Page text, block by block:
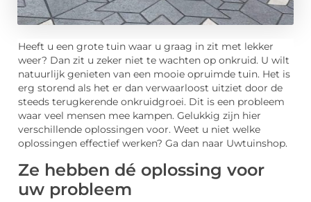
Heeft u een grote tuin waar u graag in zit met lekker
weer? Dan zit u zeker niet te wachten op onkruid. U wilt
natuurlijk genieten van een mooie opruimde tuin. Het is
erg storend als het er dan verwaarloost uitziet door de
steeds terugkerende onkruidgroei. Dit is een probleem
waar veel mensen mee kampen. Gelukkig zijn hier
verschillende oplossingen voor. Weet u niet welke
oplossingen effectief werken? Ga dan naar Uwtuinshop.
Ze hebben dé oplossing voor
uw probleem